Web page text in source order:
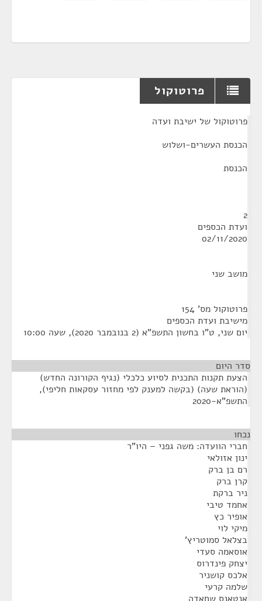
פרוטוקול
פרוטוקול של ישיבת ועדה
הכנסת העשרים-ושלוש
הכנסת
2
ועדת הכספים
02/11/2020
מושב שני
פרוטוקול מס' 154
מישיבת ועדת הכספים
יום שני, ט"ו בחשון התשפ"א (2 בנובמבר 2020), שעה 10:00
סדר היום
הצעת תקנות התכנית לסיוע כלכלי (נגיף הקורונה החדש)
(הוראת שעה) (בקשה למענק לפי מחזור עסקאות חליפי),
התשפ"א-2020
נכחו
חברי הוועדה: משה גפני – היו"ר
ינון אזולאי
רם בן ברק
קרן ברק
ניר ברקת
אחמד טיבי
אופיר כץ
מיקי לוי
בצלאל סמוטריץ'
אוסאמה סעדי
יצחק פינדרוס
אלכס קושניר
שלמה קרעי